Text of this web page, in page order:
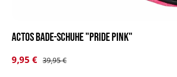
Actos Bade-Schuhe "Pride pink"
Verkaufspreis:
9,95 € Regulärer Preis:
39,95 €